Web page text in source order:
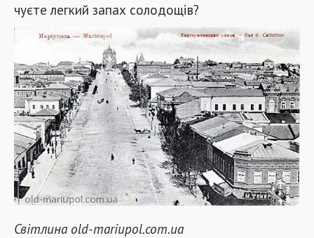
чуєте легкий запах солодощів?
Світлина old-mariupol.com.ua